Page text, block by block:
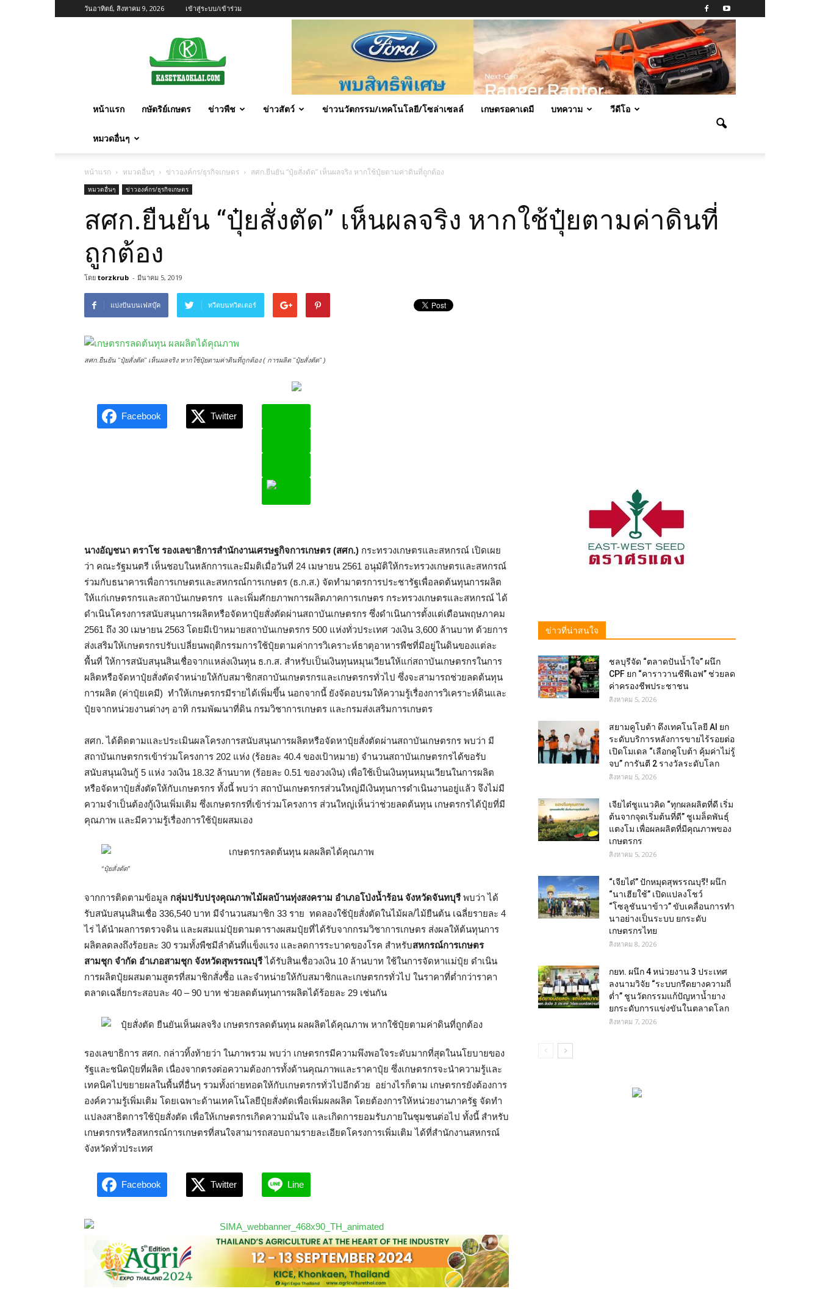
วันอาทิตย์, สิงหาคม 9, 2026 เข้าสู่ระบบ/เข้าร่วม
หน้าแรก กษัตริย์เกษตร ข่าวพืช ข่าวสัตว์ ข่าวนวัตกรรม/เทคโนโลยี/โซล่าเซลล์ เกษตรอคาเดมี บทความ วีดีโอ
หมวดอื่นๆ
หน้าแรก หมวดอื่นๆ ข่าวองค์กร/ธุรกิจเกษตร สศก.ยืนยัน “ปุ๋ยสั่งตัด” เห็นผลจริง หากใช้ปุ๋ยตามค่าดินที่ถูกต้อง
หมวดอื่นๆ ข่าวองค์กร/ธุรกิจเกษตร
สศก.ยืนยัน “ปุ๋ยสั่งตัด” เห็นผลจริง หากใช้ปุ๋ยตามค่าดินที่
ถูกต้อง
โดย torzkrub - มีนาคม 5, 2019
แบ่งปันบนเฟสบุ๊ค ทวีตบนทวิตเตอร์
สศก.ยืนยัน "ปุ๋ยสั่งตัด" เห็นผลจริง หากใช้ปุ๋ยตามค่าดินที่ถูกต้อง ( การผลิต "ปุ๋ยสั่งตัด" )
Facebook Twitter
นางอัญชนา ตราโช รองเลขาธิการสำนักงานเศรษฐกิจการเกษตร (สศก.) กระทรวงเกษตรและสหกรณ์ เปิดเผย
ว่า คณะรัฐมนตรี เห็นชอบในหลักการและมีมติเมื่อวันที่ 24 เมษายน 2561 อนุมัติให้กระทรวงเกษตรและสหกรณ์
ร่วมกับธนาคารเพื่อการเกษตรและสหกรณ์การเกษตร (ธ.ก.ส.) จัดทำมาตรการประชารัฐเพื่อลดต้นทุนการผลิต
ให้แก่เกษตรกรและสถาบันเกษตรกร และเพิ่มศักยภาพการผลิตภาคการเกษตร กระทรวงเกษตรและสหกรณ์ ได้
ดำเนินโครงการสนับสนุนการผลิตหรือจัดหาปุ๋ยสั่งตัดผ่านสถาบันเกษตรกร ซึ่งดำเนินการตั้งแต่เดือนพฤษภาคม
2561 ถึง 30 เมษายน 2563 โดยมีเป้าหมายสถาบันเกษตรกร 500 แห่งทั่วประเทศ วงเงิน 3,600 ล้านบาท ด้วยการ
ส่งเสริมให้เกษตรกรปรับเปลี่ยนพฤติกรรมการใช้ปุ๋ยตามค่าการวิเคราะห์ธาตุอาหารพืชที่มีอยู่ในดินของแต่ละ
พื้นที่ ให้การสนับสนุนสินเชื่อจากแหล่งเงินทุน ธ.ก.ส. สำหรับเป็นเงินทุนหมุนเวียนให้แก่สถาบันเกษตรกรในการ
ผลิตหรือจัดหาปุ๋ยสั่งตัดจำหน่ายให้กับสมาชิกสถาบันเกษตรกรและเกษตรกรทั่วไป ซึ่งจะสามารถช่วยลดต้นทุน
การผลิต (ค่าปุ๋ยเคมี) ทำให้เกษตรกรมีรายได้เพิ่มขึ้น นอกจากนี้ ยังจัดอบรมให้ความรู้เรื่องการวิเคราะห์ดินและ
ปุ๋ยจากหน่วยงานต่างๆ อาทิ กรมพัฒนาที่ดิน กรมวิชาการเกษตร และกรมส่งเสริมการเกษตร
สศก. ได้ติดตามและประเมินผลโครงการสนับสนุนการผลิตหรือจัดหาปุ๋ยสั่งตัดผ่านสถาบันเกษตรกร พบว่า มี
สถาบันเกษตรกรเข้าร่วมโครงการ 202 แห่ง (ร้อยละ 40.4 ของเป้าหมาย) จำนวนสถาบันเกษตรกรได้ขอรับ
สนับสนุนเงินกู้ 5 แห่ง วงเงิน 18.32 ล้านบาท (ร้อยละ 0.51 ของวงเงิน) เพื่อใช้เป็นเงินทุนหมุนเวียนในการผลิต
หรือจัดหาปุ๋ยสั่งตัดให้กับเกษตรกร ทั้งนี้ พบว่า สถาบันเกษตรกรส่วนใหญ่มีเงินทุนการดำเนินงานอยู่แล้ว จึงไม่มี
ความจำเป็นต้องกู้เงินเพิ่มเติม ซึ่งเกษตรกรที่เข้าร่วมโครงการ ส่วนใหญ่เห็นว่าช่วยลดต้นทุน เกษตรกรได้ปุ๋ยที่มี
คุณภาพ และมีความรู้เรื่องการใช้ปุ๋ยผสมเอง
“ปุ๋ยสั่งตัด”
จากการติดตามข้อมูล กลุ่มปรับปรุงคุณภาพไม้ผลบ้านทุ่งสงคราม อำเภอโป่งน้ำร้อน จังหวัดจันทบุรีพบว่า ได้
รับสนับสนุนสินเชื่อ 336,540 บาท มีจำนวนสมาชิก 33 ราย ทดลองใช้ปุ๋ยสั่งตัดในไม้ผล/ไม้ยืนต้น เฉลี่ยรายละ 4
ไร่ ได้นำผลการตรวจดิน และผสมแม่ปุ๋ยตามตารางผสมปุ๋ยที่ได้รับจากกรมวิชาการเกษตร ส่งผลให้ต้นทุนการ
ผลิตลดลงถึงร้อยละ 30 รวมทั้งพืชมีลำต้นที่แข็งแรง และลดการระบาดของโรค สำหรับสหกรณ์การเกษตร
สามชุก จำกัด อำเภอสามชุก จังหวัดสุพรรณบุรีได้รับสินเชื่อวงเงิน 10 ล้านบาท ใช้ในการจัดหาแม่ปุ๋ย ดำเนิน
การผลิตปุ๋ยผสมตามสูตรที่สมาชิกสั่งซื้อ และจำหน่ายให้กับสมาชิกและเกษตรกรทั่วไป ในราคาที่ต่ำกว่าราคา
ตลาดเฉลี่ยกระสอบละ 40 – 90 บาท ช่วยลดต้นทุนการผลิตได้ร้อยละ 29 เช่นกัน
รองเลขาธิการ สศก. กล่าวทิ้งท้ายว่า ในภาพรวม พบว่า เกษตรกรมีความพึงพอใจระดับมากที่สุดในนโยบายของ
รัฐและชนิดปุ๋ยที่ผลิต เนื่องจากตรงต่อความต้องการทั้งด้านคุณภาพและราคาปุ๋ย ซึ่งเกษตรกรจะนำความรู้และ
เทคนิคไปขยายผลในพื้นที่อื่นๆ รวมทั้งถ่ายทอดให้กับเกษตรกรทั่วไปอีกด้วย อย่างไรก็ตาม เกษตรกรยังต้องการ
องค์ความรู้เพิ่มเติม โดยเฉพาะด้านเทคโนโลยีปุ๋ยสั่งตัดเพื่อเพิ่มผลผลิต โดยต้องการให้หน่วยงานภาครัฐ จัดทำ
แปลงสาธิตการใช้ปุ๋ยสั่งตัด เพื่อให้เกษตรกรเกิดความมั่นใจ และเกิดการยอมรับภายในชุมชนต่อไป ทั้งนี้ สำหรับ
เกษตรกรหรือสหกรณ์การเกษตรที่สนใจสามารถสอบถามรายละเอียดโครงการเพิ่มเติม ได้ที่สำนักงานสหกรณ์
จังหวัดทั่วประเทศ
Facebook Twitter Line
ข่าวที่น่าสนใจ
ชลบุรีจัด “ตลาดปันน้ำใจ” ผนึก
CPF ยก “คาราวานซีพีเอฟ” ช่วยลด
ค่าครองชีพประชาชน
สิงหาคม 5, 2026
สยามคูโบต้า ดึงเทคโนโลยี AI ยก
ระดับบริการหลังการขายไร้รอยต่อ
เปิดโมเดล “เลือกคูโบต้า คุ้มค่าไม่รู้
จบ” การันตี 2 รางวัลระดับโลก
สิงหาคม 5, 2026
เจียไต๋ชูแนวคิด “ทุกผลผลิตที่ดี เริ่ม
ต้นจากจุดเริ่มต้นที่ดี” ชูเมล็ดพันธุ์
แตงโม เพื่อผลผลิตที่มีคุณภาพของ
เกษตรกร
สิงหาคม 5, 2026
“เจียไต๋” ปักหมุดสุพรรณบุรี! ผนึก
“นาเฮียใช้” เปิดแปลงโชว์
“โซลูชันนาข้าว” ขับเคลื่อนการทำ
นาอย่างเป็นระบบ ยกระดับ
เกษตรกรไทย
สิงหาคม 8, 2026
กยท. ผนึก 4 หน่วยงาน 3 ประเทศ
ลงนามวิจัย “ระบบกรีดยางความถี่
ต่ำ” ชูนวัตกรรมแก้ปัญหาน้ำยาง
ยกระดับการแข่งขันในตลาดโลก
สิงหาคม 7, 2026